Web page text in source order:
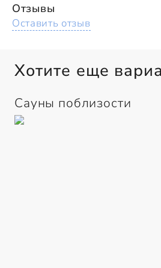
Отзывы
Оставить отзыв
Хотите еще
Сауны поблизости